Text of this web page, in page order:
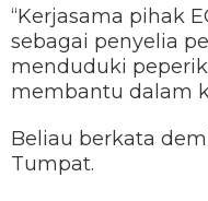
“Kerjasama pihak
sebagai penyelia
menduduki
membantu dalam
Beliau berkata
Tumpat.